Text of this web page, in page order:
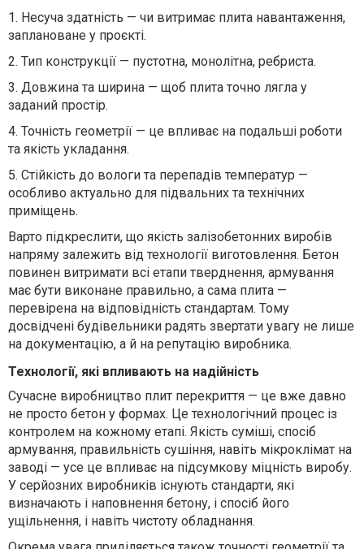
1. Несуча здатність — чи витримає плита навантаження,
заплановане у проєкті.
2. Тип конструкції — пустотна, монолітна, ребриста.
3. Довжина та ширина — щоб плита точно лягла у
заданий простір.
4. Точність геометрії — це впливає на подальші роботи
та якість укладання.
5. Стійкість до вологи та перепадів температур —
особливо актуально для підвальних та технічних
приміщень.
Варто підкреслити, що якість залізобетонних виробів
напряму залежить від технології виготовлення. Бетон
повинен витримати всі етапи тверднення, армування
має бути виконане правильно, а сама плита —
перевірена на відповідність стандартам. Тому
досвідчені будівельники радять звертати увагу не лише
на документацію, а й на репутацію виробника.
Технології, які впливають на надійність
Сучасне виробництво плит перекриття — це вже давно
не просто бетон у формах. Це технологічний процес із
контролем на кожному етапі. Якість суміші, спосіб
армування, правильність сушіння, навіть мікроклімат на
заводі — усе це впливає на підсумкову міцність виробу.
У серйозних виробників існують стандарти, які
визначають і наповнення бетону, і спосіб його
ущільнення, і навіть чистоту обладнання.